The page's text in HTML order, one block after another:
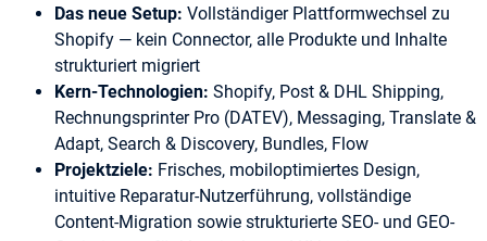
Das neue Setup: Vollständiger Plattformwechsel zu
Shopify — kein Connector, alle Produkte und Inhalte
strukturiert migriert
Kern-Technologien: Shopify, Post & DHL Shipping,
Rechnungsprinter Pro (DATEV), Messaging, Translate &
Adapt, Search & Discovery, Bundles, Flow
Projektziele: Frisches, mobiloptimiertes Design,
intuitive Reparatur-Nutzerführung, vollständige
Content-Migration sowie strukturierte SEO- und GEO-